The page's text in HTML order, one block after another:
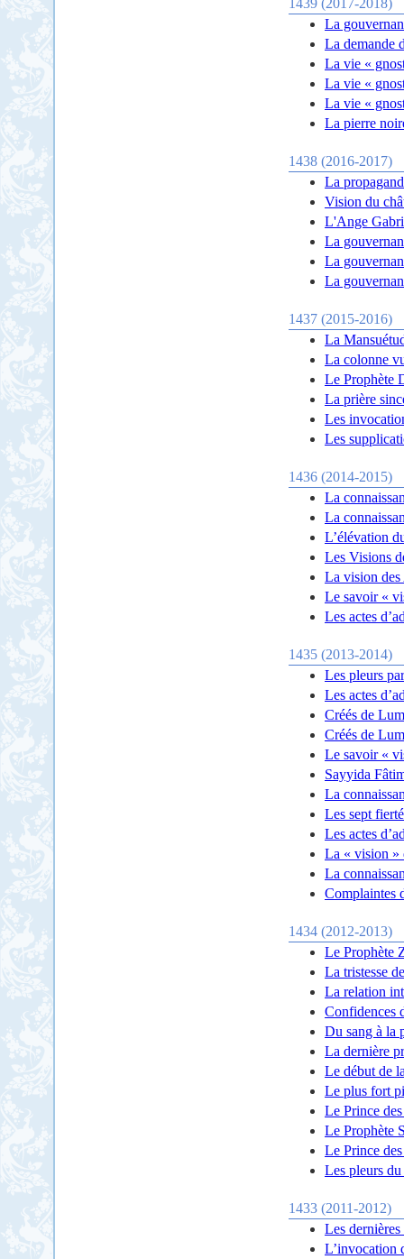
La
La demande
La vie «
La vie «
La vie «
La pierre
1438 (2016-2017)
La
Vision du
L'Ange
La
La
La
1437 (2015-2016)
La
La colonne
Le Prophète
La prière
Les
Les
1436 (2014-2015)
La
La
L’élévation
Les Visions
La vision des
Le savoir «
Les actes
1435 (2013-2014)
Les pleurs
Les actes
Créés de
Créés de
Le savoir «
Sayyida
La
Les sept
Les actes
La « vision »
La
Complaintes
1434 (2012-2013)
Le Prophète
La tristesse
La relation
Confidences
Du sang à la
La dernière
Le début de
Le plus fort
Le Prince
Le Prophète
Le Prince
Les pleurs
1433 (2011-2012)
Les
L’invocation